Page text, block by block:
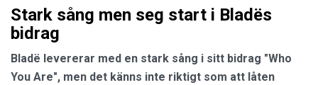
Stark sång men seg start i Bladës
bidrag
Bladë levererar med en stark sång i sitt bidrag "Who
You Are", men det känns inte riktigt som att låten